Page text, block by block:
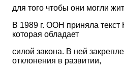
для того чтобы они могли
В 1989 г. ООН приняла
которая обладает
силой закона. В ней
отклонения в развитии,